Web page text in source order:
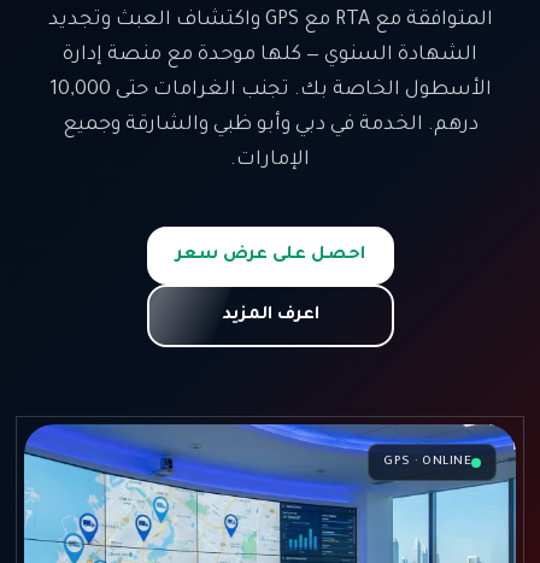
المتوافقة مع RTA مع GPS واكتشاف العبث وتجديد
الشهادة السنوي — كلها موحدة مع منصة إدارة
الأسطول الخاصة بك. تجنب الغرامات حتى 10,000
درهم. الخدمة في دبي وأبو ظبي والشارقة وجميع
الإمارات.
احصل على عرض سعر
اعرف المزيد
GPS · ONLINE